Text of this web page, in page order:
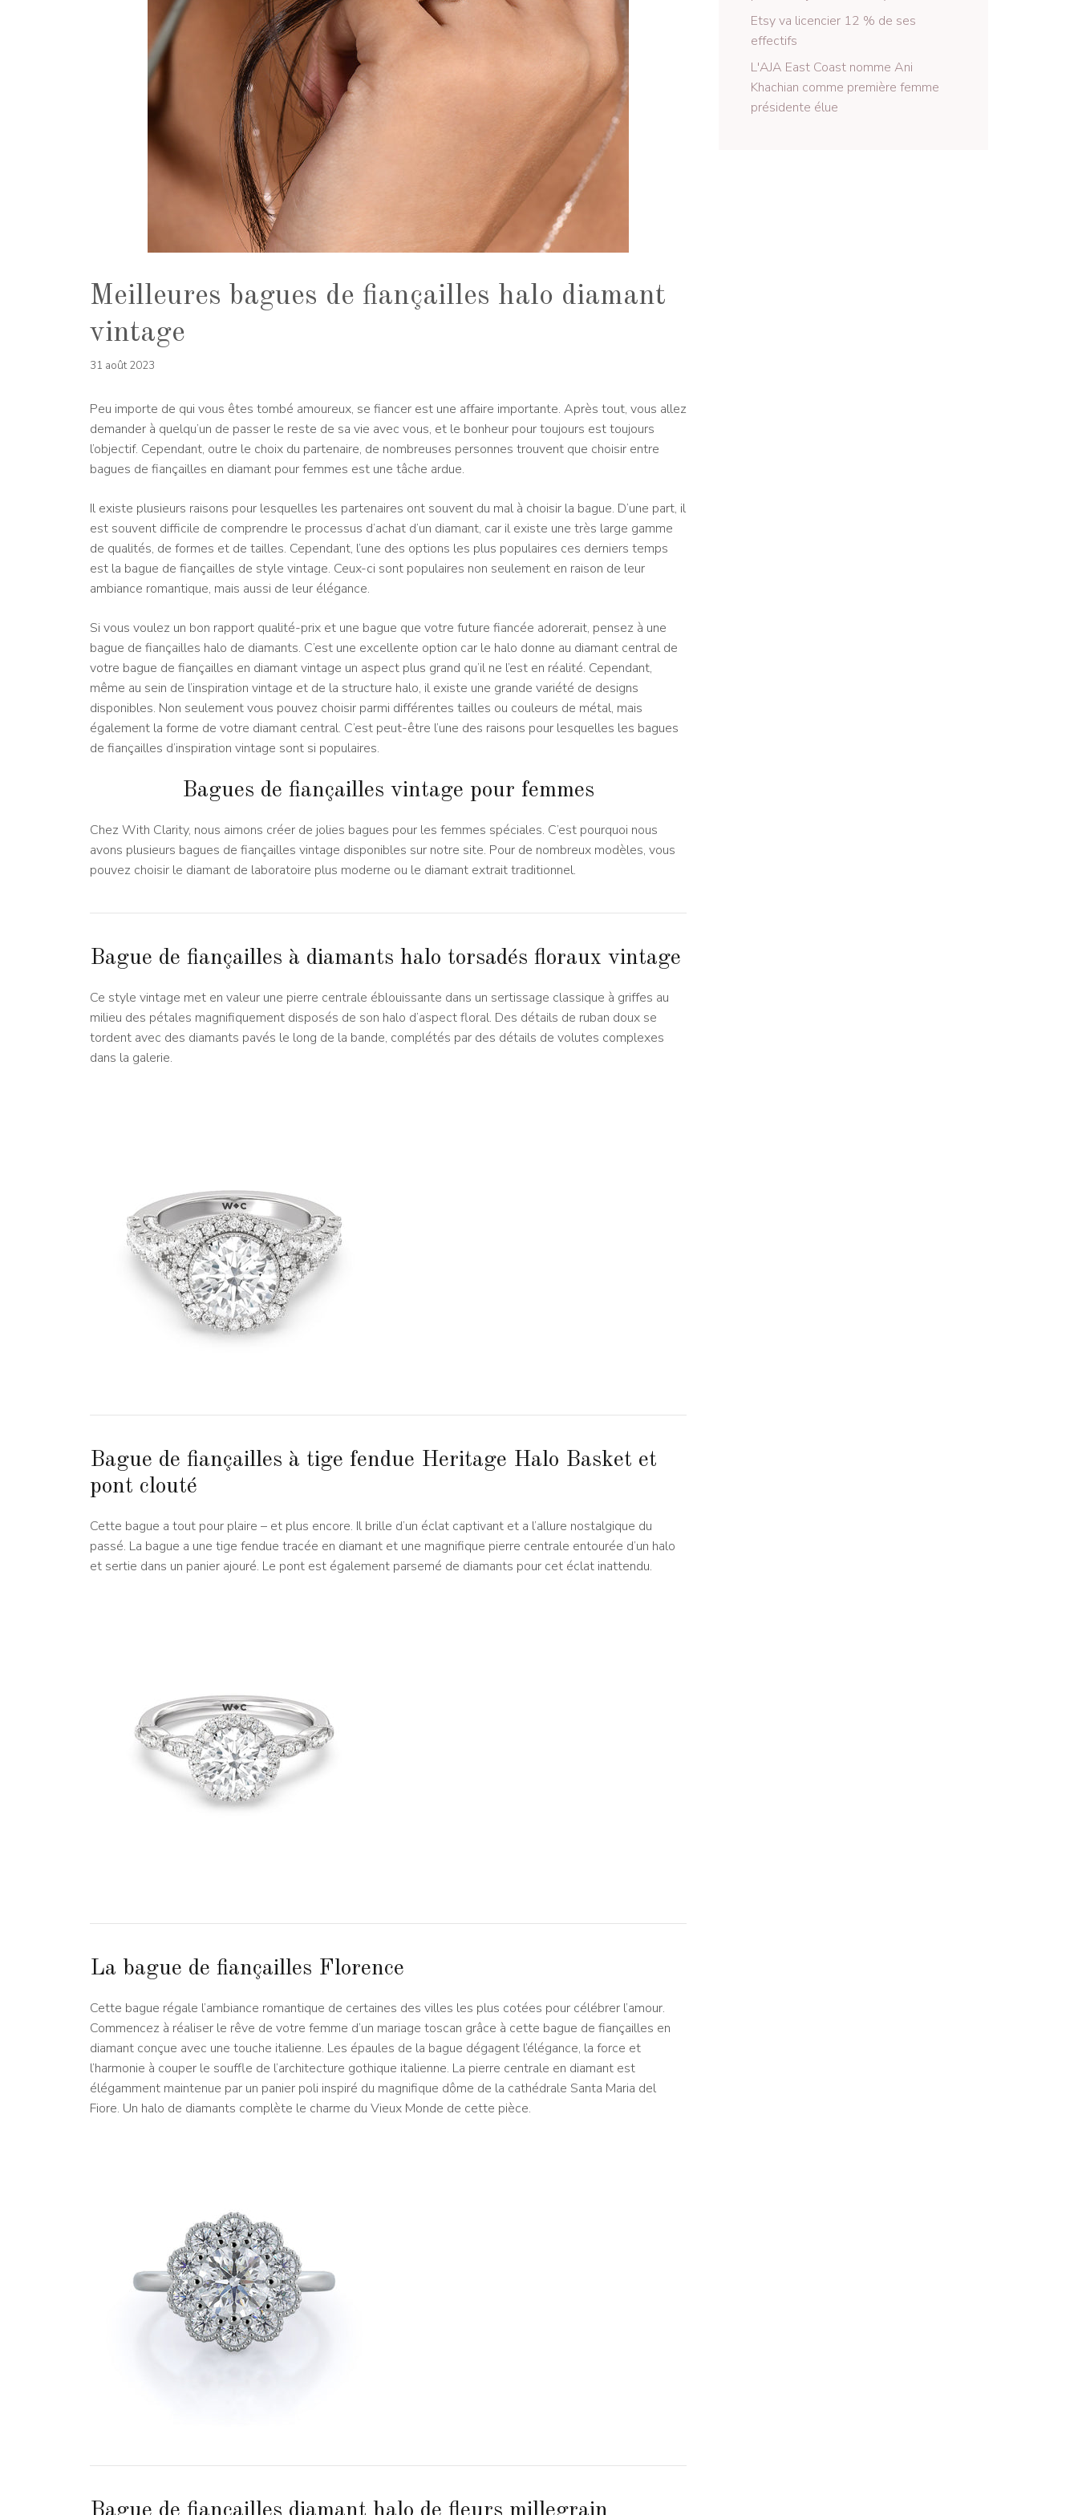
Meilleures bagues de fiançailles halo diamant
vintage
31 août 2023
Peu importe de qui vous êtes tombé amoureux, se fiancer est une affaire importante. Après tout, vous allez
demander à quelqu’un de passer le reste de sa vie avec vous, et le bonheur pour toujours est toujours
l’objectif. Cependant, outre le choix du partenaire, de nombreuses personnes trouvent que choisir entre
bagues de fiançailles en diamant pour femmes est une tâche ardue.
Il existe plusieurs raisons pour lesquelles les partenaires ont souvent du mal à choisir la bague. D’une part, il
est souvent difficile de comprendre le processus d’achat d’un diamant, car il existe une très large gamme
de qualités, de formes et de tailles. Cependant, l’une des options les plus populaires ces derniers temps
est la bague de fiançailles de style vintage. Ceux-ci sont populaires non seulement en raison de leur
ambiance romantique, mais aussi de leur élégance.
Si vous voulez un bon rapport qualité-prix et une bague que votre future fiancée adorerait, pensez à une
bague de fiançailles halo de diamants. C’est une excellente option car le halo donne au diamant central de
votre bague de fiançailles en diamant vintage un aspect plus grand qu’il ne l’est en réalité. Cependant,
même au sein de l’inspiration vintage et de la structure halo, il existe une grande variété de designs
disponibles. Non seulement vous pouvez choisir parmi différentes tailles ou couleurs de métal, mais
également la forme de votre diamant central. C’est peut-être l’une des raisons pour lesquelles les bagues
de fiançailles d’inspiration vintage sont si populaires.
Bagues de fiançailles vintage pour femmes
Chez With Clarity, nous aimons créer de jolies bagues pour les femmes spéciales. C’est pourquoi nous
avons plusieurs bagues de fiançailles vintage disponibles sur notre site. Pour de nombreux modèles, vous
pouvez choisir le diamant de laboratoire plus moderne ou le diamant extrait traditionnel.
Bague de fiançailles à diamants halo torsadés floraux vintage
Ce style vintage met en valeur une pierre centrale éblouissante dans un sertissage classique à griffes au
milieu des pétales magnifiquement disposés de son halo d’aspect floral. Des détails de ruban doux se
tordent avec des diamants pavés le long de la bande, complétés par des détails de volutes complexes
dans la galerie.
Bague de fiançailles à tige fendue Heritage Halo Basket et
pont clouté
Cette bague a tout pour plaire – et plus encore. Il brille d’un éclat captivant et a l’allure nostalgique du
passé. La bague a une tige fendue tracée en diamant et une magnifique pierre centrale entourée d’un halo
et sertie dans un panier ajouré. Le pont est également parsemé de diamants pour cet éclat inattendu.
La bague de fiançailles Florence
Cette bague régale l’ambiance romantique de certaines des villes les plus cotées pour célébrer l’amour.
Commencez à réaliser le rêve de votre femme d’un mariage toscan grâce à cette bague de fiançailles en
diamant conçue avec une touche italienne. Les épaules de la bague dégagent l’élégance, la force et
l’harmonie à couper le souffle de l’architecture gothique italienne. La pierre centrale en diamant est
élégamment maintenue par un panier poli inspiré du magnifique dôme de la cathédrale Santa Maria del
Fiore. Un halo de diamants complète le charme du Vieux Monde de cette pièce.
Etsy va licencier 12 % de ses
effectifs
L'AJA East Coast nomme Ani
Khachian comme première femme
présidente élue